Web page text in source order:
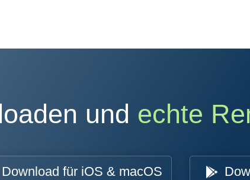
und echte
Download für iOS & macOS